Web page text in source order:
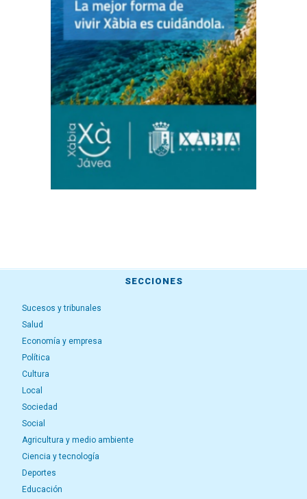
SECCIONES
Sucesos y tribunales
Salud
Economía y empresa
Política
Cultura
Local
Sociedad
Social
Agricultura y medio ambiente
Ciencia y tecnología
Deportes
Educación